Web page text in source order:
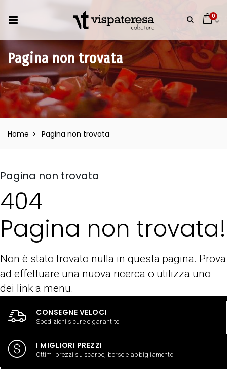
0
Pagina non trovata
Home Pagina non trovata
Pagina non trovata
404
Pagina non trovata!
Non è stato trovato nulla in questa pagina. Prova
ad effettuare una nuova ricerca o utilizza uno
dei link a menu.
CONSEGNE VELOCI
Spedizioni sicure e garantite
I MIGLIORI PREZZI
Ottimi prezzi su scarpe, borse e abbigliamento